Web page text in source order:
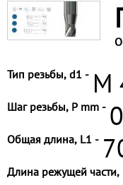
Тип резьбы, d1 - M
Шаг резьбы, P mm -
Общая длина, L1 -
Длина режущей части,